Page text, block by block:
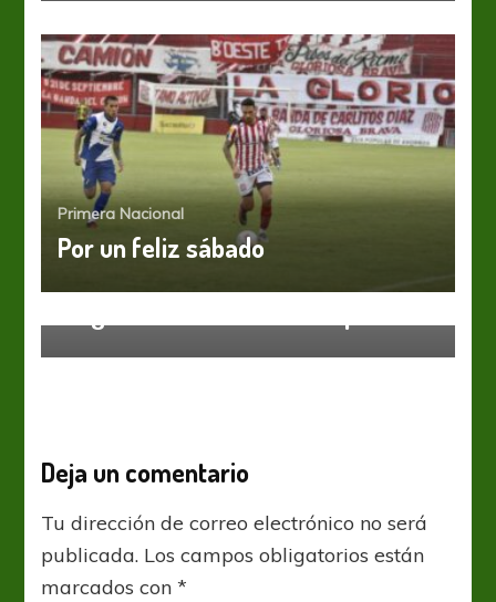
Primera Nacional
Por un feliz sábado
Deja un comentario
Tu dirección de correo electrónico no será
publicada. Los campos obligatorios están
marcados con*